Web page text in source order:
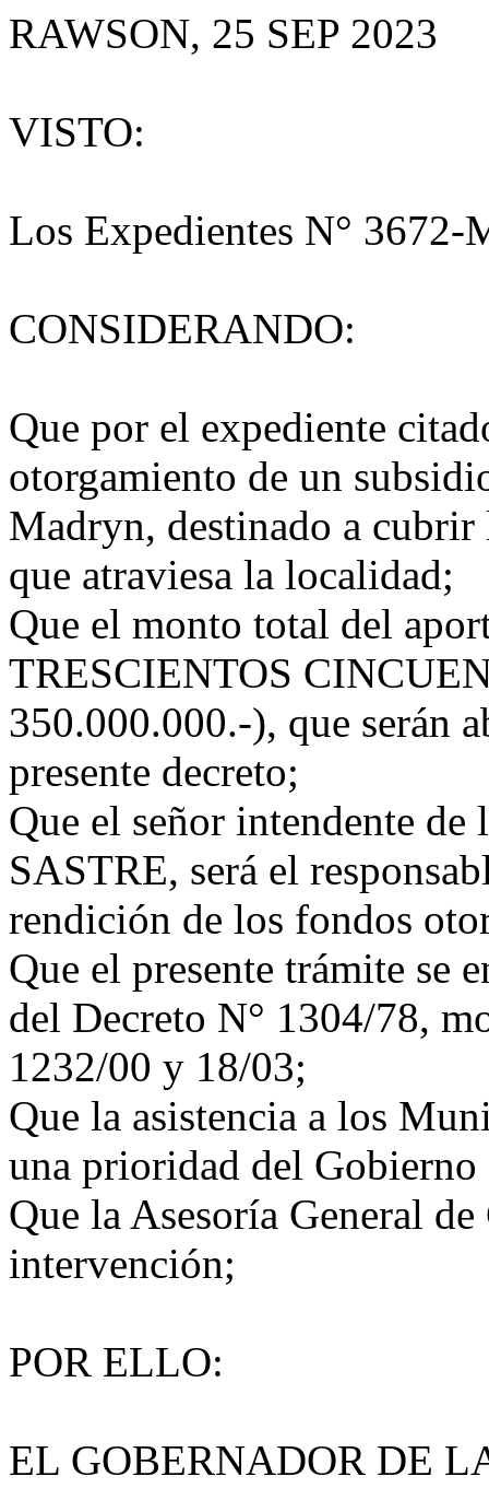
RAWSON, 25 SEP 2023
VISTO:
Los Expedientes N° 3672-
CONSIDERANDO:
Que por el expediente
otorgamiento de un
Madryn, destinado a
que atraviesa la localidad;
Que el monto total del
TRESCIENTOS
350.000.000.-), que serán
presente decreto;
Que el señor intendente
SASTRE, será el
rendición de los fondos
Que el presente trámite se
del Decreto N° 1304/78,
1232/00 y 18/03;
Que la asistencia a los
una prioridad del
Que la Asesoría General
intervención;
POR ELLO:
EL GOBERNADOR DE